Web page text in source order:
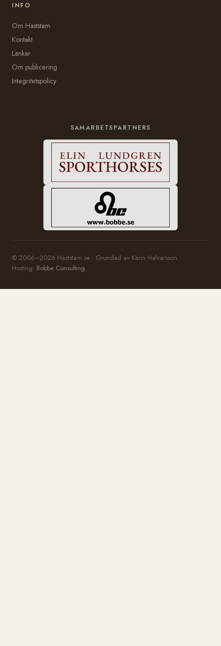
INFO
Om Häststam
Kontakt
Länkar
Om publicering
Integritetspolicy
SAMARBETSPARTNERS
© 2006–2026 Häststam.se · Grundad av Karin Halvarsson
Hosting: Bobbe Consulting